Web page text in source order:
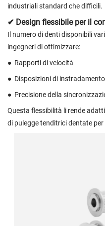
industriali standard che difficili.
✔ Design flessibile per il
Il numero di denti disponibili
ingegneri di ottimizzare:
● Rapporti di velocità
● Disposizioni di
● Precisione della
Questa flessibilità li rende
di pulegge tenditrici dentate